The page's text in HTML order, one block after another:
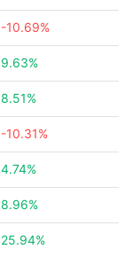
-10.69%
9.63%
8.51%
-10.31%
4.74%
8.96%
25.94%